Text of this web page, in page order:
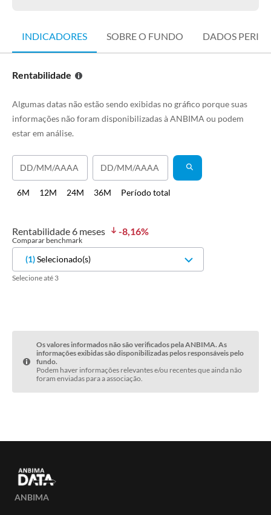
INDICADORES SOBRE O FUNDO DADOS
Rentabilidade
Algumas datas não estão sendo exibidas no gráfico porque suas
informações não foram disponibilizadas à ANBIMA ou podem
estar em análise.
6M 12M 24M 36M Período total
Rentabilidade 6 meses -8,16%
Comparar benchmark
(1)Selecionado(s)
Selecione até 3
Os valores informados não são verificados pela ANBIMA. As
informações exibidas são disponibilizadas pelos responsáveis pelo
fundo.
Podem haver informações relevantes e/ou recentes que ainda não
foram enviadas para a associação.
ANBIMA